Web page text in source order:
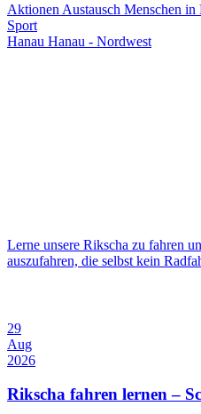
Aktionen Austausch Menschen in
Sport
Hanau Hanau - Nordwest
Lerne unsere Rikscha zu fahren
auszufahren, die selbst kein
29
Aug
2026
Rikscha fahren lernen –